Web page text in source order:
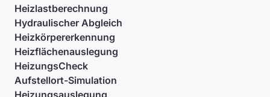
Heizlastberechnung
Hydraulischer Abgleich
Heizkörpererkennung
Heizflächenauslegung
HeizungsCheck
Aufstellort-Simulation
Heizungsauslegung